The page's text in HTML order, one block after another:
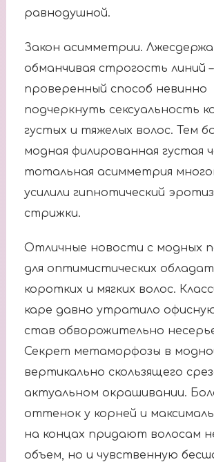
равнодушной.
Закон асимметрии.
обманчивая строгость линий –
проверенный способ невинно
подчеркнуть сексуальность
густых и тяжелых волос. Тем
модная филированная густая
тотальная асимметрия
усилили гипнотический
стрижки.
Отличные новости с модных
для оптимистических
коротких и мягких волос.
каре давно утратило
став обворожительно
Секрет метаморфозы в
вертикально скользящего
актуальном окрашивании.
оттенок у корней и
на концах придают волосам
объем, но и чувственную